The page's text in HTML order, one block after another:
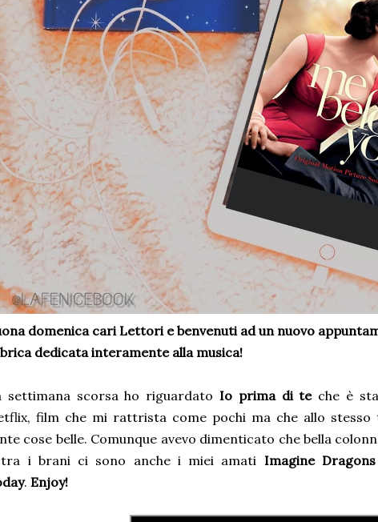
domenica cari Lettori e benvenuti ad un nuovo
dedicata interamente alla musica!
settimana scorsa ho riguardato Io prima di teche è
film che mi rattrista come pochi ma che allo
cose belle. Comunque avevo dimenticato che bella
i brani ci sono anche i miei amati Imagine Dragons
. Enjoy!